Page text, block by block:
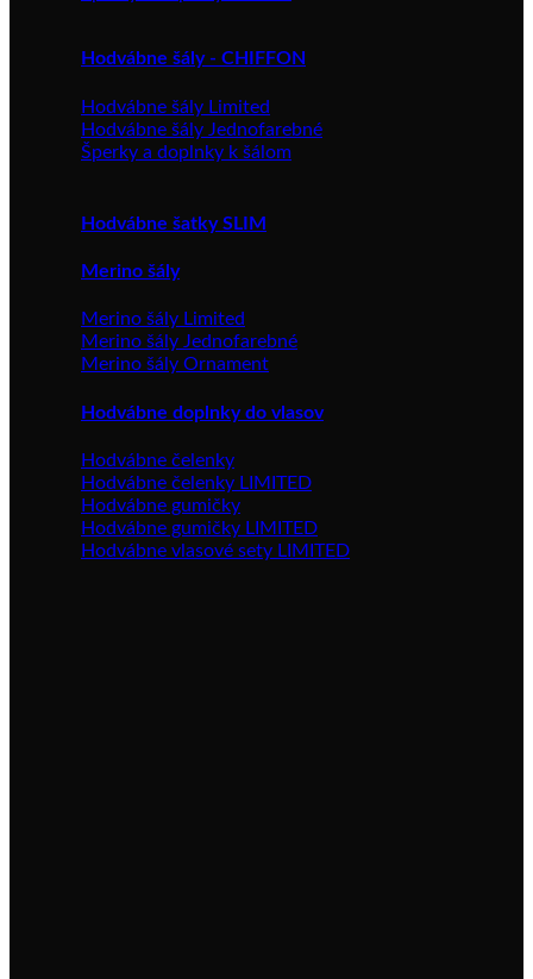
Hodvábne šály - CHIFFON
Hodvábne šály Limited
Hodvábne šály Jednofarebné
Šperky a doplnky k šálom
Hodvábne šatky SLIM
Merino šály
Merino šály Limited
Merino šály Jednofarebné
Merino šály Ornament
Hodvábne doplnky do vlasov
Hodvábne čelenky
Hodvábne čelenky LIMITED
Hodvábne gumičky
Hodvábne gumičky LIMITED
Hodvábne vlasové sety LIMITED